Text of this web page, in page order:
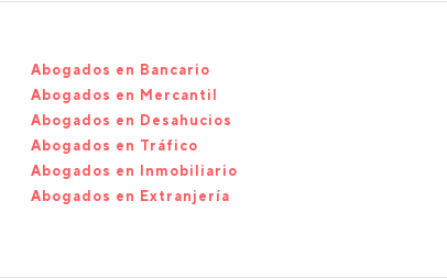
Abogados en Bancario
Abogados en Mercantil
Abogados en Desahucios
Abogados en Tráfico
Abogados en Inmobiliario
Abogados en Extranjería